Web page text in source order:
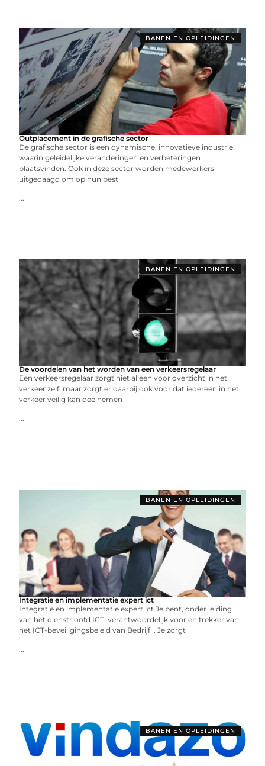
BANEN EN OPLEIDINGEN
Outplacement in de grafische sector
De grafische sector is een dynamische, innovatieve industrie
waarin geleidelijke veranderingen en verbeteringen
plaatsvinden. Ook in deze sector worden medewerkers
uitgedaagd om op hun best
...
BANEN EN OPLEIDINGEN
De voordelen van het worden van een verkeersregelaar
Een verkeersregelaar zorgt niet alleen voor overzicht in het
verkeer zelf, maar zorgt er daarbij ook voor dat iedereen in het
verkeer veilig kan deelnemen
...
BANEN EN OPLEIDINGEN
Integratie en implementatie expert ict
Integratie en implementatie expert ict Je bent, onder leiding
van het diensthoofd ICT, verantwoordelijk voor en trekker van
het ICT-beveiligingsbeleid van Bedrijf . Je zorgt
...
BANEN EN OPLEIDINGEN